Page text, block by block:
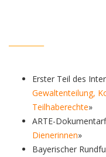
Erster Teil des
Gewaltenteilung,
Teilhaberechte»
ARTE-
Dienerinnen»
Bayerischer